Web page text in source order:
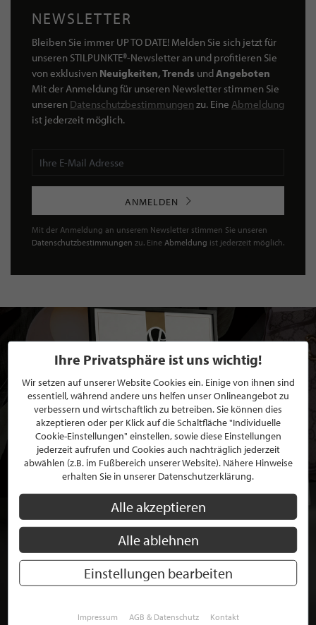
NEWSLETTER
Bleiben Sie immer UP TO DATE! Melden Sie sich jetzt für
unseren STILPUNKTE®-Newsletter an und profitieren Sie
von exklusiven Neuigkeiten, Trends undAngeboten
Mit der Anmeldung für unseren Newsletter stimmen Sie
unseren Datenschutzbestimmungen zu. Eine Abmeldung
ist jederzeit möglich.
ANMELDEN
Mit der Anmeldung an unserem Newsletter stimmen Sie unseren
Datenschutzbestimmungen zu. Eine Abmeldung ist jederzeit möglich.
BEWERBEN SIE SICH FÜR EINE GRATIS
MITGLIEDSCHAFT BEI STILPUNKTE®
Ihre Privatsphäre ist uns wichtig!
Wir setzen auf unserer Website Cookies ein. Einige von ihnen sind
essentiell, während andere uns helfen unser Onlineangebot zu
verbessern und wirtschaftlich zu betreiben. Sie können dies
akzeptieren oder per Klick auf die Schaltfläche "Individuelle
Cookie-Einstellungen" einstellen, sowie diese Einstellungen
jederzeit aufrufen und Cookies auch nachträglich jederzeit
abwählen (z.B. im Fußbereich unserer Website). Nähere Hinweise
erhalten Sie in unserer Datenschutzerklärung.
Alle akzeptieren
Alle ablehnen
Einstellungen bearbeiten
Impressum AGB & Datenschutz Kontakt